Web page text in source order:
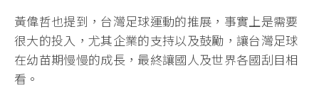
黃偉哲也提到，台灣足球運動的推展，事實上是需要
很大的投入，尤其企業的支持以及鼓勵，讓台灣足球
在幼苗期慢慢的成長，最終讓國人及世界各國刮目相
看。